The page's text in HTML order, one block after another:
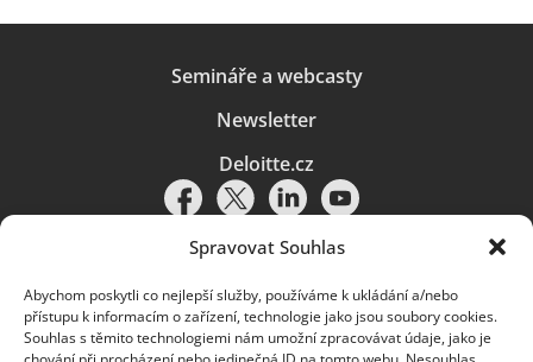
Spravovat Souhlas
Abychom poskytli co nejlepší služby, používáme k ukládání a/nebo
přístupu k informacím o zařízení, technologie jako jsou soubory cookies.
Souhlas s těmito technologiemi nám umožní zpracovávat údaje, jako je
Semináře a webcasty
Newsletter
Deloitte.cz
Pravidla používání|Ochrana osobních údajů|Soubory cookies |
Deloitte.cz